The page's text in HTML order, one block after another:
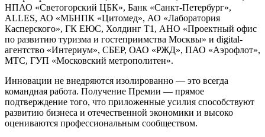
НПАО «Светогорский ЦБК», Банк «Санкт-Петербург»,
ALLES, АО «МБНПК «Цитомед», АО «Лаборатория
Касперского», ГК ЕЮС, Холдинг Т1, АНО «Проектный офис
по развитию туризма и гостеприимства Москвы» и digital-
агентство «Интериум», СБЕР, ОАО «РЖД», ПАО «Аэрофлот»,
МТС, ГУП «Московский метрополитен».
Инновации не внедряются изолированно — это всегда
командная работа. Получение Премии — прямое
подтверждение того, что приложенные усилия способствуют
развитию бизнеса и отечественной экономики и высоко
оцениваются профессиональным сообществом.